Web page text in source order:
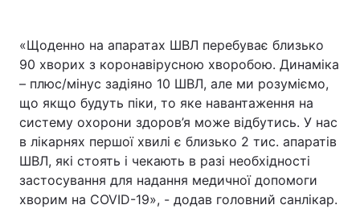
«Щоденно на апаратах ШВЛ перебуває близько
90 хворих з коронавірусною хворобою. Динаміка
– плюс/мінус задіяно 10 ШВЛ, але ми розуміємо,
що якщо будуть піки, то яке навантаження на
систему охорони здоров’я може відбутись. У нас
в лікарнях першої хвилі є близько 2 тис. апаратів
ШВЛ, які стоять і чекають в разі необхідності
застосування для надання медичної допомоги
хворим на COVID-19», - додав головний санлікар.